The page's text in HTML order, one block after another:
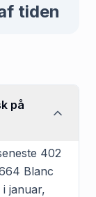
tiden
på
402
Blanc
januar,